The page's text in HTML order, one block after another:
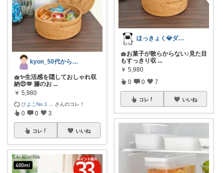
kyon_50代からの暮らしラク帖
🧺✨生活感を隠しておしゃれ収
納😍🫶 籐のお ...
￥ 5,980
ひよこNo.1 さんのコレ！
0 0 3
コレ いいね
ほっきょく💎ダイヤモンド会員💎
🧺お菓子が散らからない♪見た目
もすっきり収 ...
￥ 5,980
0 0 7
コレ いいね